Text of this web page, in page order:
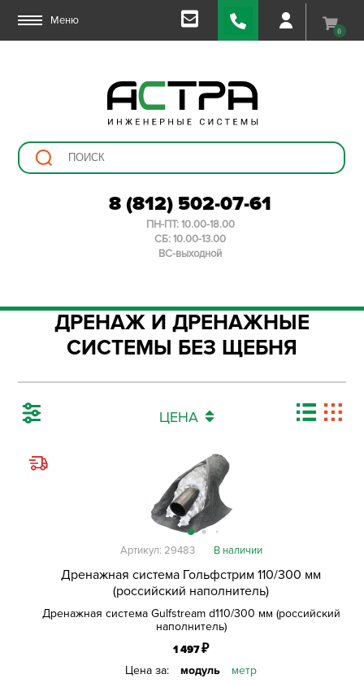
Меню
0
8 (812) 502-07-61
ПН-ПТ: 10.00-18.00
СБ: 10.00-13.00
ВС-выходной
ДРЕНАЖ И ДРЕНАЖНЫЕ
СИСТЕМЫ БЕЗ ЩЕБНЯ
ЦЕНА
Дренажная система Гольфстрим 110/300 мм
(российский наполнитель)
Дренажная система Gulfstream d110/300 мм (российский
наполнитель)
Артикул: 29483 В наличии
1 497₽
Цена за: модуль метр